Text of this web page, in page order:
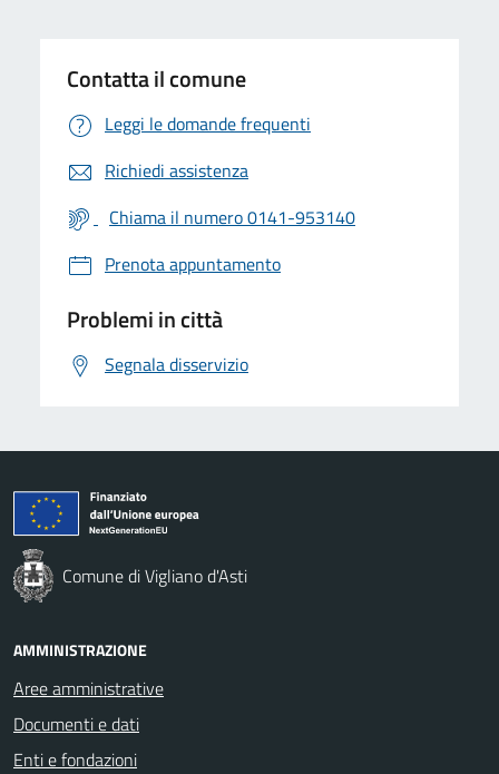
Contatta il comune
Leggi le domande frequenti
Richiedi assistenza
Chiama il numero 0141-953140
Prenota appuntamento
Problemi in città
Segnala disservizio
Comune di Vigliano d'Asti
AMMINISTRAZIONE
Aree amministrative
Documenti e dati
Enti e fondazioni